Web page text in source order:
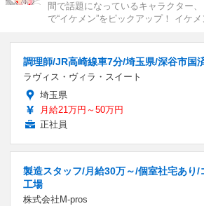
間で話題になっているキャラクター
で“イケメン”をピックアップ！ イケ
調理師/JR高崎線車7分/埼玉県/深谷市国
ラヴィス・ヴィラ・スイート
埼玉県
月給21万円～50万円
正社員
製造スタッフ/月給30万～/個室社宅あり/
工場
株式会社M-pros